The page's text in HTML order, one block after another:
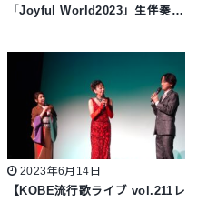
「Joyful World2023」生伴奏…
2023年6月14日
【KOBE流行歌ライブ vol.211レ